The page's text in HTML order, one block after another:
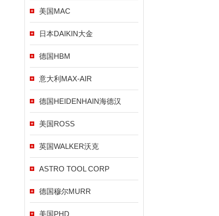
美国MAC
日本DAIKIN大金
德国HBM
意大利MAX-AIR
德国HEIDENHAIN海德汉
美国ROSS
英国WALKER沃克
ASTRO TOOL CORP
德国穆尔MURR
美国PHD